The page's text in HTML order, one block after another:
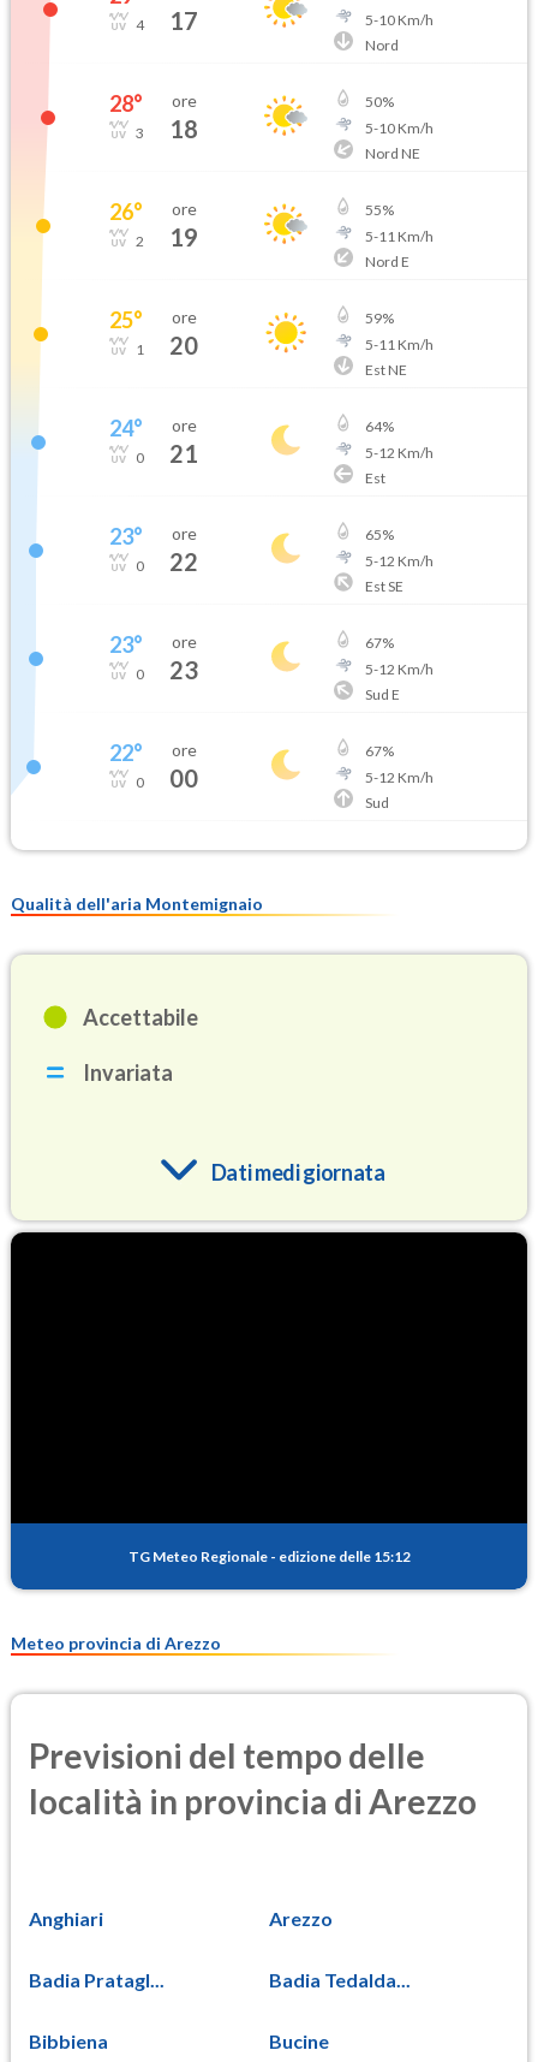
4 17
5-10Km/h
Nord
28°
3
ore
18
50%
5-10Km/h
Nord NE
26°
2
ore
19
55%
5-11 Km/h
Nord E
25°
1
ore
20
59%
5-11 Km/h
Est NE
24°
0
ore
21
64%
5-12 Km/h
Est
23°
0
ore
22
65%
5-12 Km/h
Est SE
23°
0
ore
23
67%
5-12 Km/h
Sud E
22°
0
ore
00
67%
5-12 Km/h
Sud
Qualità dell'aria Montemignaio
Accettabile
Invariata
Dati medi giornata
PM25
TG Meteo Regionale - edizione delle 15:12
Meteo provincia di Arezzo
Previsioni del tempo delle
località in provincia di Arezzo
Anghiari Arezzo
Badia Pratagl... Badia Tedalda...
Bibbiena Bucine